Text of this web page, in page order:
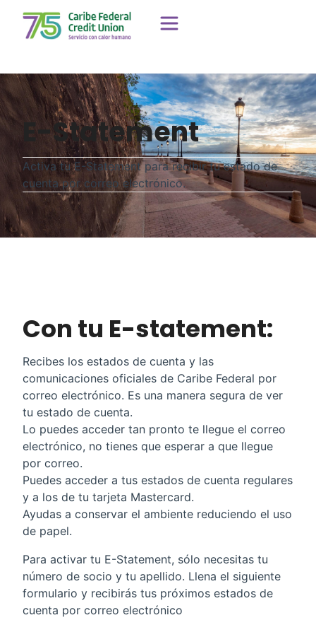
E-Statement
Activa tu E-Statement para recibir tu estado de
cuenta por correo electrónico.
Con tu E-statement:
Recibes los estados de cuenta y las
comunicaciones oficiales de Caribe Federal por
correo electrónico. Es una manera segura de ver
tu estado de cuenta.
Lo puedes acceder tan pronto te llegue el correo
electrónico, no tienes que esperar a que llegue
por correo.
Puedes acceder a tus estados de cuenta regulares
y a los de tu tarjeta Mastercard.
Ayudas a conservar el ambiente reduciendo el uso
de papel.
Para activar tu E-Statement, sólo necesitas tu
número de socio y tu apellido. Llena el siguiente
formulario y recibirás tus próximos estados de
cuenta por correo electrónico